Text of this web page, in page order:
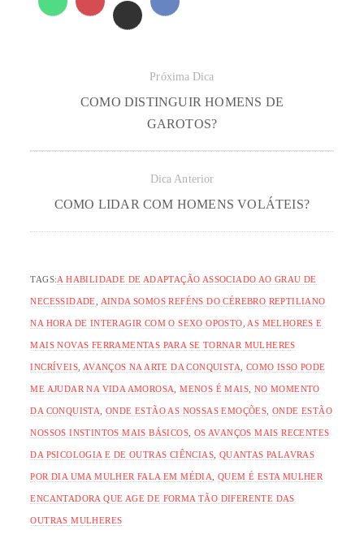
Próxima Dica
COMO DISTINGUIR HOMENS DE
GAROTOS?
Dica Anterior
COMO LIDAR COM HOMENS VOLÁTEIS?
TAGS:A HABILIDADE DE ADAPTAÇÃO ASSOCIADO AO GRAU DE
NECESSIDADE AINDA SOMOS REFÉNS DO CÉREBRO REPTILIANO
NA HORA DE INTERAGIR COM O SEXO OPOSTO AS MELHORES E
MAIS NOVAS FERRAMENTAS PARA SE TORNAR MULHERES
INCRÍVEIS AVANÇOS NA ARTE DA CONQUISTA COMO ISSO PODE
ME AJUDAR NA VIDA AMOROSA ,MENOS É MAIS NO MOMENTO
DA CONQUISTA ,ONDE ESTÃO AS NOSSAS EMOÇÕES ,ONDE ESTÃO
NOSSOS INSTINTOS MAIS BÁSICOS OS AVANÇOS MAIS RECENTES
DA PSICOLOGIA E DE OUTRAS CIÊNCIAS QUANTAS PALAVRAS
POR DIA UMA MULHER FALA EM MÉDIA ,QUEM É ESTA MULHER
ENCANTADORA QUE AGE DE FORMA TÃO DIFERENTE DAS
OUTRAS MULHERES